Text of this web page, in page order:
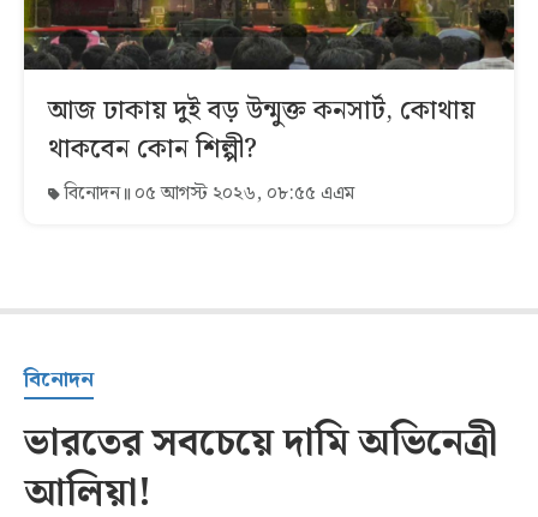
আজ ঢাকায় দুই বড় উন্মুক্ত কনসার্ট, কোথায়
থাকবেন কোন শিল্পী?
বিনোদন ০৫ আগস্ট ২০২৬, ০৮:৫৫ এএম
বিনোদন
ভারতের সবচেয়ে দামি অভিনেত্রী
আলিয়া!